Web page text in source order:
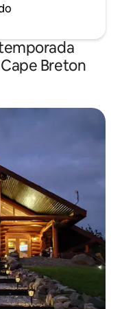
Breton